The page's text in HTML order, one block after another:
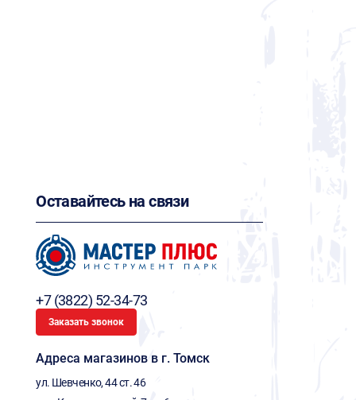
Оставайтесь на связи
+7 (3822) 52-34-73
Заказать звонок
Адреса магазинов в г. Томск
ул. Шевченко, 44 ст. 46